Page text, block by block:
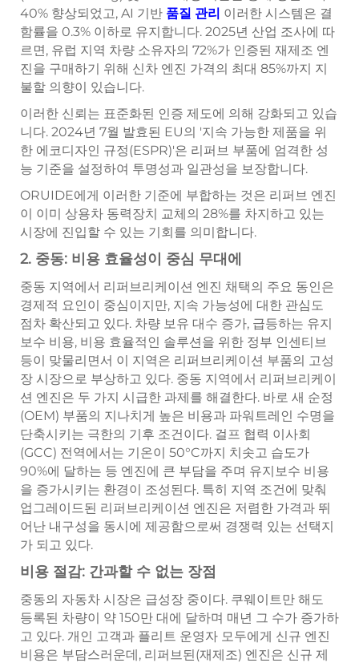
40% 향상되었고, AI 기반 품질 관리 이러한 시스템은 결
함률을 0.3% 이하로 유지합니다. 2025년 산업 조사에 따
르면, 유럽 지역 차량 소유자의 72%가 인증된 재제조 엔
진을 구매하기 위해 신차 엔진 가격의 최대 85%까지 지
불할 의향이 있습니다.
이러한 신뢰는 표준화된 인증 제도에 의해 강화되고 있습
니다. 2024년 7월 발효된 EU의 '지속 가능한 제품을 위
한 에코디자인 규정(ESPR)'은 리퍼브 부품에 엄격한 성
능 기준을 설정하여 투명성과 일관성을 보장합니다.
ORUIDE에게 이러한 기준에 부합하는 것은 리퍼브 엔진
이 이미 상용차 동력장치 교체의 28%를 차지하고 있는
시장에 진입할 수 있는 기회를 의미합니다.
2. 중동: 비용 효율성이 중심 무대에
중동 지역에서 리퍼브리케이션 엔진 채택의 주요 동인은
경제적 요인이 중심이지만, 지속 가능성에 대한 관심도
점차 확산되고 있다. 차량 보유 대수 증가, 급등하는 유지
보수 비용, 비용 효율적인 솔루션을 위한 정부 인센티브
등이 맞물리면서 이 지역은 리퍼브리케이션 부품의 고성
장 시장으로 부상하고 있다. 중동 지역에서 리퍼브리케이
션 엔진은 두 가지 시급한 과제를 해결한다. 바로 새 순정
(OEM) 부품의 지나치게 높은 비용과 파워트레인 수명을
단축시키는 극한의 기후 조건이다. 걸프 협력 이사회
(GCC) 전역에서는 기온이 50°C까지 치솟고 습도가
90%에 달하는 등 엔진에 큰 부담을 주며 유지보수 비용
을 증가시키는 환경이 조성된다. 특히 지역 조건에 맞춰
업그레이드된 리퍼브리케이션 엔진은 저렴한 가격과 뛰
어난 내구성을 동시에 제공함으로써 경쟁력 있는 선택지
가 되고 있다.
비용 절감: 간과할 수 없는 장점
중동의 자동차 시장은 급성장 중이다. 쿠웨이트만 해도
등록된 차량이 약 150만 대에 달하며 매년 그 수가 증가하
고 있다. 개인 고객과 플리트 운영자 모두에게 신규 엔진
비용은 부담스러운데, 리퍼브된(재제조) 엔진은 신규 제